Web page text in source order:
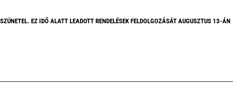
EZ IDŐ ALATT LEADOTT RENDELÉSEK FELDOLGOZÁSÁT AUGUSZTUS 13-ÁN